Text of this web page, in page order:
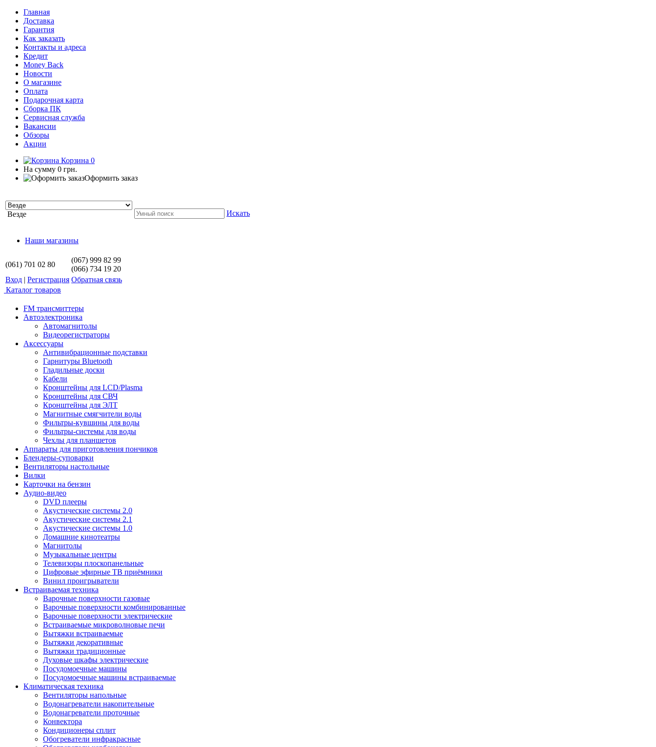
Главная
Доставка
Гарантия
Как заказать
Контакты и адреса
Кредит
Money Back
Новости
О магазине
Оплата
Подарочная карта
Сборка ПК
Сервисная служба
Вакансии
Обзоры
Акции
Корзина 0
На сумму 0 грн.
Оформить заказ
Везде Искать
Наши магазины
(061) 701 02 80
(067) 999 82 99
(066) 734 19 20
Вход | Регистрация Обратная связь
Каталог товаров
FM трансмиттеры
Автоэлектроника
Автомагнитолы
Видеорегистраторы
Аксессуары
Антивибрационные подставки
Гарнитуры Bluetooth
Гладильные доски
Кабели
Кронштейны для LCD/Plasma
Кронштейны для СВЧ
Кронштейны для ЭЛТ
Магнитные смягчители воды
Фильтры-кувшины для воды
Фильтры-системы для воды
Чехлы для планшетов
Аппараты для приготовления пончиков
Блендеры-суповарки
Вентиляторы настольные
Вилки
Карточки на бензин
Аудио-видео
DVD плееры
Акустические системы 2.0
Акустические системы 2.1
Акустические системы 1.0
Домашние кинотеатры
Магнитолы
Музыкальные центры
Телевизоры плоскопанельные
Цифровые эфирные ТВ приёмники
Винил проигрыватели
Встраиваемая техника
Варочные поверхности газовые
Варочные поверхности комбинированные
Варочные поверхности электрические
Встраиваемые микроволновые печи
Вытяжки встраиваемые
Вытяжки декоративные
Вытяжки традиционные
Духовые шкафы электрические
Посудомоечные машины
Посудомоечные машины встраиваемые
Климатическая техника
Вентиляторы напольные
Водонагреватели накопительные
Водонагреватели проточные
Конвектора
Кондиционеры сплит
Обогреватели инфракрасные